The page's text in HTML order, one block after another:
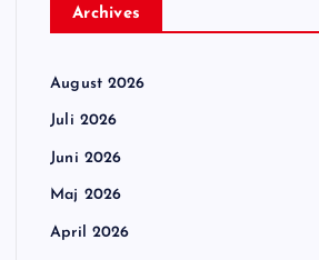
Archives
August 2026
Juli 2026
Juni 2026
Maj 2026
April 2026